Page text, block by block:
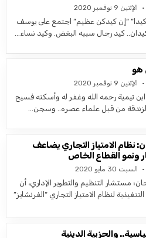
الإثنين 9 نوفمبر 2020
“إن كيدكن عظيم” اجتمع على يوسف
كيد رجال سببه البغض. وكيد نساء…
هو
الإثنين 9 نوفمبر 2020
تيمية رحمه الله وغفر له وأسكنه فسيح
من قبل علماء عصره.. وسجن…
نظام الامتياز التجاري يضاعف
ونمو القطاع الخاص
السبت 30 مايو 2020
مستشار التنظيم والتطوير الإداري، أن
لنظام الامتياز التجاري “الفرنشايز”
والحزبية الدينية